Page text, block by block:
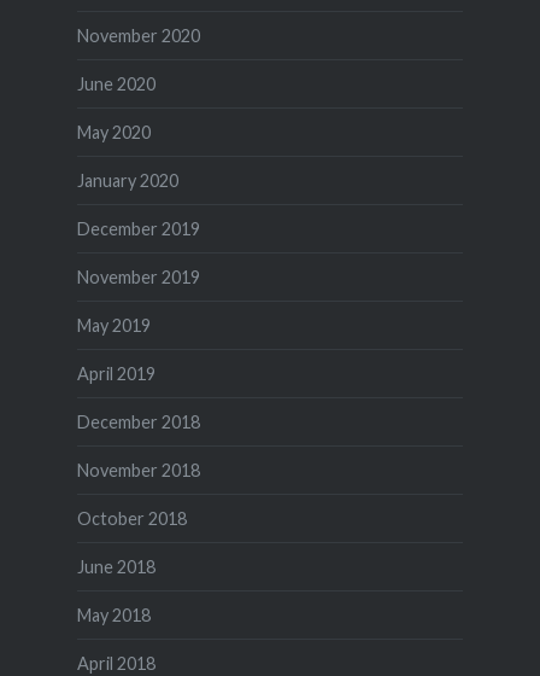
November 2020
June 2020
May 2020
January 2020
December 2019
November 2019
May 2019
April 2019
December 2018
November 2018
October 2018
June 2018
May 2018
April 2018